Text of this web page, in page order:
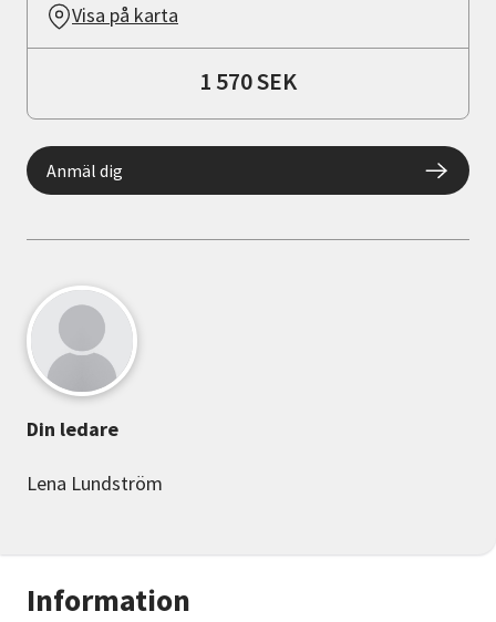
Information
Visa på karta
1 570 SEK
Anmäl dig
Din ledare
Lena Lundström